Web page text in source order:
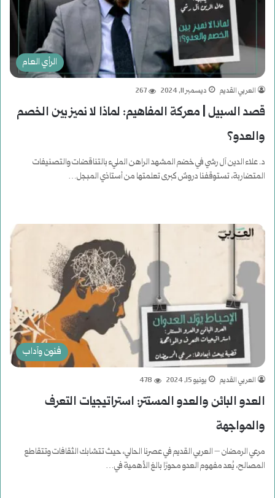
الرأي العام
العربي القديم ديسمبر 11, 2024 267
قصد السبيل | معركة المفاهيم: لماذا لا نميز بين الخصم
والعدو؟
د. علاء الدين آل رشي في خضم المشهد الراهن المليء بالتناقضات والتصنيفات
المتضاربة، تستوقفنا دروسٌ كبرى تعلمتها من أستاذي المبجل…
فنون وآداب
العربي القديم يونيو 15, 2024 478
العدو البائن والعدو المستتر: استراتيجيات التعرف
والمواجهة
مرعي الرمضان – العربي القديم في عصرنا الحالي، حيث تتشابك الثقافات وتتقاطع
المصالح، يُعد مفهوم العدو محورًا بالغ الأهمية في…